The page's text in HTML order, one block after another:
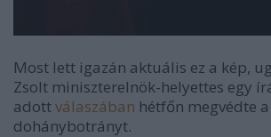
Most lett igazán aktuális ez a kép,
Zsolt miniszterelnök-helyettes egy
adottválaszában hétfőn megvédte a
dohánybotrányt.